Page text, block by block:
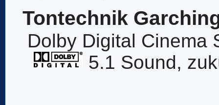
Tontechnik
Dolby Digital Cinema
5.1 Sound,